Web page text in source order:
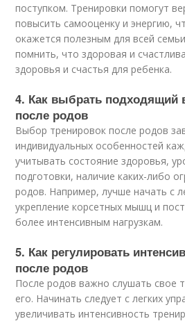
поступком. Тренировки помогут
повысить самооценку и энергию,
окажется полезным для всей
помнить, что здоровая и
здоровья и счастья для ребенка.
4. Как выбрать подходящий
после родов
Выбор тренировок после родов
индивидуальных особенностей
учитывать состояние здоровья,
подготовки, наличие каких-либо
родов. Например, лучше начать с
укрепление корсетных мышц и
более интенсивным нагрузкам.
5. Как регулировать
после родов
После родов важно слушать свое
его. Начинать следует с легких
увеличивать интенсивность